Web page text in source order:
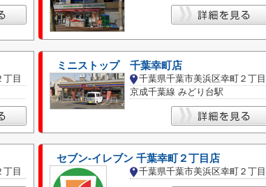
目
ミニストップ 千葉幸町店
千葉県千葉市美浜区幸町２丁目
京成千葉線 みどり台駅
目
セブン-イレブン 千葉幸町２丁目店
千葉県千葉市美浜区幸町２丁目